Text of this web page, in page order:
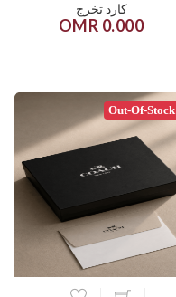
كارد تخرج
0.000 OMR
Out-Of-Stock